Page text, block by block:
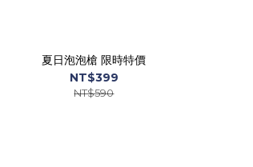
夏日泡泡槍 限時特價
NT$399
NT$590